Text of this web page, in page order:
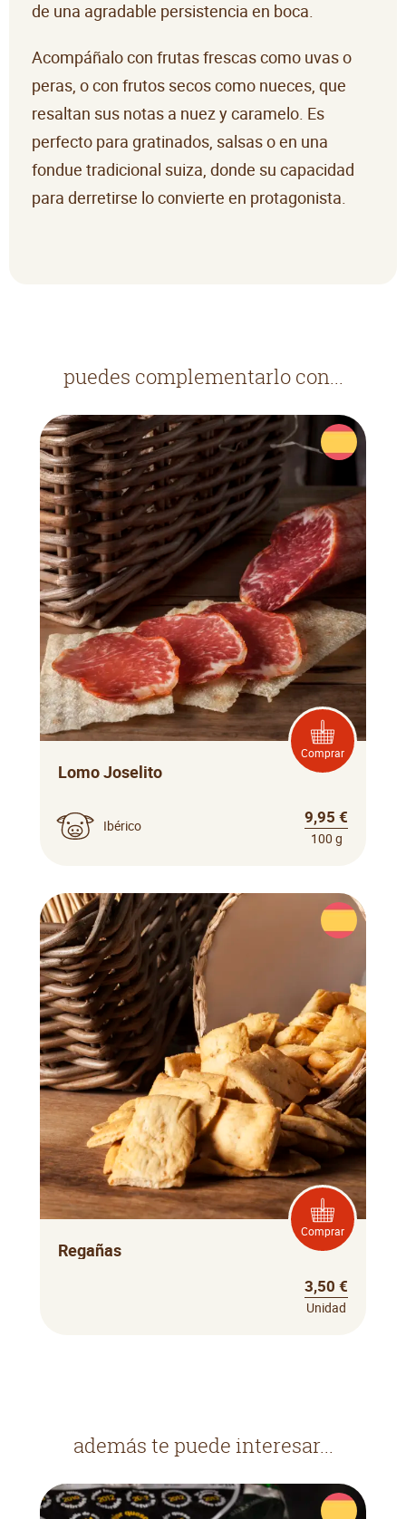
de una agradable persistencia en boca.
Acompáñalo con frutas frescas como uvas o
peras, o con frutos secos como nueces, que
resaltan sus notas a nuez y caramelo. Es
perfecto para gratinados, salsas o en una
fondue tradicional suiza, donde su capacidad
para derretirse lo convierte en protagonista.
puedes complementarlo con...
Comprar
Lomo Joselito
Ibérico 9,95 €
100 g
Comprar
Regañas
3,50 €
Unidad
además te puede interesar...